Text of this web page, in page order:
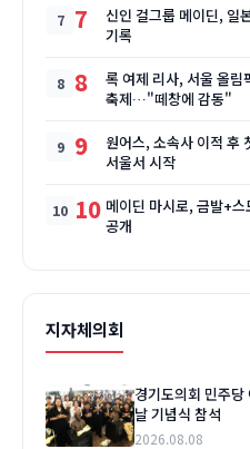
7
신인 걸그룹 메이딘, 일
기록
8
록 여제 리사, 서울 올림
축제…"떼창에 감동"
9
원어스, 소속사 이적 후
서울서 시작
10 메이딘 마시로, 금발+
공개
지자체의회
경기도의회 민주
날 기념식 참석
2026.08.08